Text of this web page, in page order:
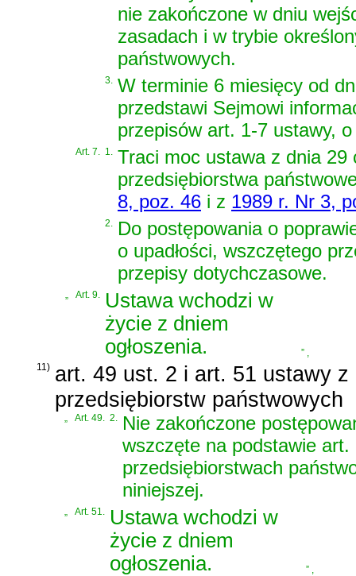
nie zakończone w dniu
zasadach i w trybie
państwowych.
3. W terminie 6 miesięcy od
przedstawi Sejmowi
przepisów art. 1-7 ustawy,
Art. 7. 1. Traci moc ustawa z dnia 29
przedsiębiorstwa
8, poz. 46 i z 1989 r. Nr 3,
2. Do postępowania o
o upadłości, wszczętego
przepisy dotychczasowe.
„ Art. 9. Ustawa wchodzi w
życie z dniem
ogłoszenia.
” ,
11) art. 49 ust. 2 i art. 51 ustawy
przedsiębiorstw państwowych
„ Art. 49. 2. Nie zakończone
wszczęte na podstawie art.
przedsiębiorstwach
niniejszej.
„ Art. 51. Ustawa wchodzi w
życie z dniem
ogłoszenia.
” ,